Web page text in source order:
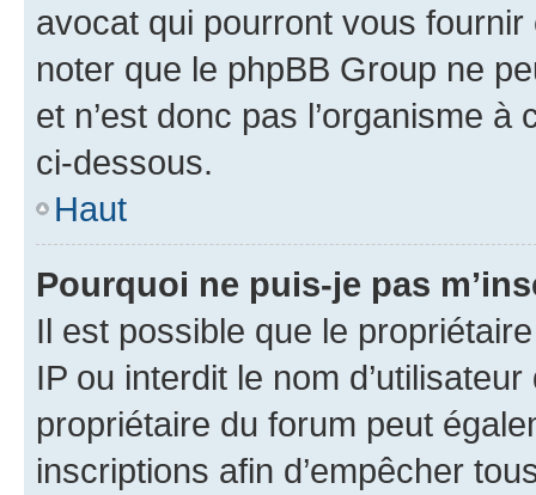
avocat qui pourront vous
noter que le phpBB Group ne
et n’est donc pas l’organisme
ci-dessous.
Haut
Pourquoi ne puis-je pas
Il est possible que le
IP ou interdit le nom
propriétaire du forum peut
inscriptions afin d’empêcher